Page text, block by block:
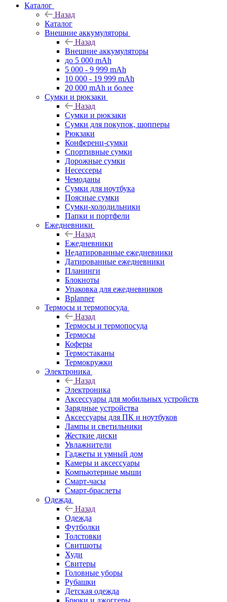
Каталог
Назад
Каталог
Внешние аккумуляторы
Назад
Внешние аккумуляторы
до 5 000 mAh
5 000 - 9 999 mAh
10 000 - 19 999 mAh
20 000 mAh и более
Сумки и рюкзаки
Назад
Сумки и рюкзаки
Сумки для покупок, шопперы
Рюкзаки
Конференц-сумки
Спортивные сумки
Дорожные сумки
Несессеры
Чемоданы
Сумки для ноутбука
Поясные сумки
Сумки-холодильники
Папки и портфели
Ежедневники
Назад
Ежедневники
Недатированные ежедневники
Датированные ежедневники
Планинги
Блокноты
Упаковка для ежедневников
Bplanner
Термосы и термопосуда
Назад
Термосы и термопосуда
Термосы
Коферы
Термостаканы
Термокружки
Электроника
Назад
Электроника
Аксессуары для мобильных устройств
Зарядные устройства
Аксессуары для ПК и ноутбуков
Лампы и светильники
Жесткие диски
Увлажнители
Гаджеты и умный дом
Камеры и аксессуары
Компьютерные мыши
Смарт-часы
Смарт-браслеты
Одежда
Назад
Одежда
Футболки
Толстовки
Свитшоты
Худи
Свитеры
Головные уборы
Рубашки
Детская одежда
Брюки и джоггеры